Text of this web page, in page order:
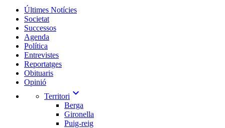
Últimes Notícies
Societat
Successos
Agenda
Política
Entrevistes
Reportatges
Obituaris
Opinió
Territori expand_more
Berga
Gironella
Puig-reig